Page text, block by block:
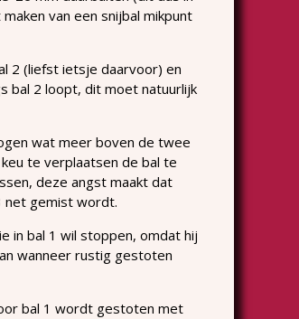
van een snijbal mikpunt
2 (liefst ietsje daarvoor) en
bal 2 loopt, dit moet natuurlijk
wat meer boven de twee
te verplaatsen de bal te
deze angst maakt dat
net gemist wordt.
in bal 1 wil stoppen, omdat hij
wanneer rustig gestoten
bal 1 wordt gestoten met